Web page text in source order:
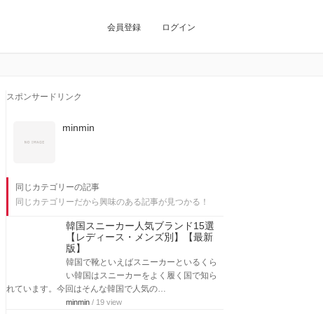
会員登録 ログイン
スポンサードリンク
minmin
同じカテゴリーの記事
同じカテゴリーだから興味のある記事が見つかる！
韓国スニーカー人気ブランド15選
【レディース・メンズ別】【最新
版】
韓国で靴といえばスニーカーといるくら
い韓国はスニーカーをよく履く国で知ら
れています。今回はそんな韓国で人気の…
minmin / 19 view